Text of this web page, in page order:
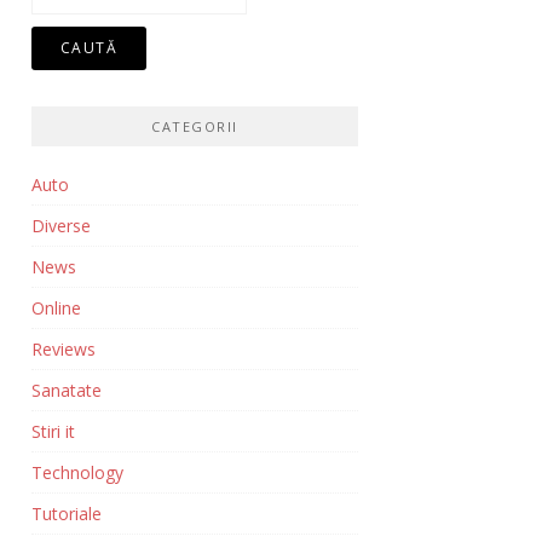
CATEGORII
Auto
Diverse
News
Online
Reviews
Sanatate
Stiri it
Technology
Tutoriale